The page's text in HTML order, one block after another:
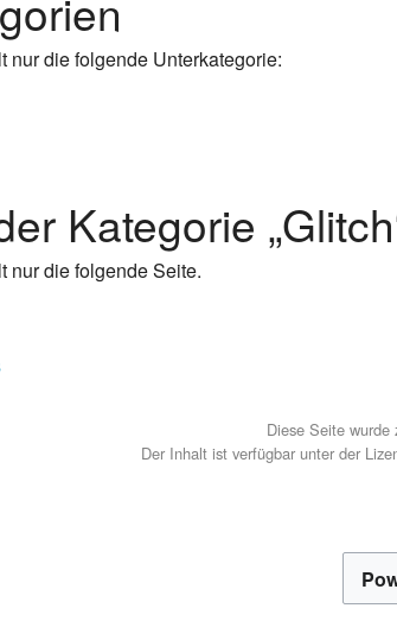
nur die folgende Unterkategorie:
Kategorie
nur die folgende Seite.
Diese Seite
Der Inhalt ist verfügbar unter der